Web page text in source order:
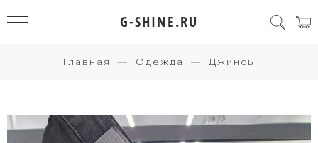
G-SHINE.RU
Главная Одежда Джинсы